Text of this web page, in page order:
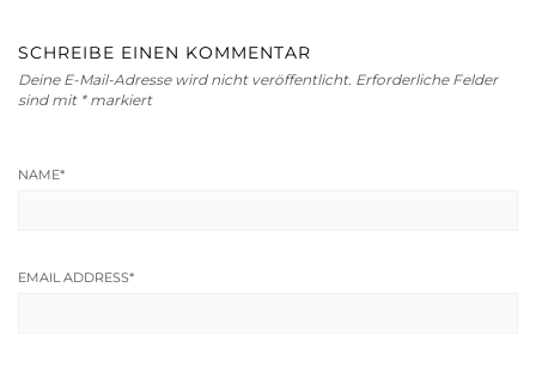
SCHREIBE EINEN KOMMENTAR
Deine E-Mail-Adresse wird nicht veröffentlicht. Erforderliche Felder
sind mit *markiert
NAME*
EMAIL ADDRESS*